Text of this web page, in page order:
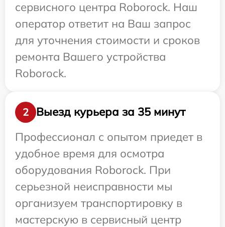
сервисного центра Roborock. Наш
оператор ответит на Ваш запрос
для уточнения стоимости и сроков
ремонта Вашего устройства
Roborock.
2
Выезд курьера за 35 минут
Профессионал с опытом приедет в
удобное время для осмотра
оборудования Roborock. При
серьезной неисправности мы
организуем транспортировку в
мастерскую в сервисный центр